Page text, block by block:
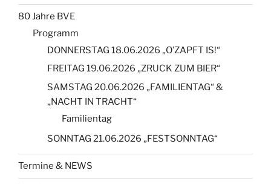
80 Jahre BVE
Programm
DONNERSTAG 18.06.2026 „O’ZAPFT IS!“
FREITAG 19.06.2026 „ZRUCK ZUM BIER“
SAMSTAG 20.06.2026 „FAMILIENTAG“ &
„NACHT IN TRACHT“
Familientag
SONNTAG 21.06.2026 „FESTSONNTAG“
Termine & NEWS